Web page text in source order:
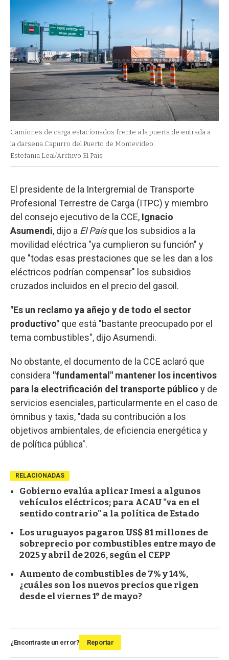
Camiones de carga estacionados frente a la puerta de entrada a
la darsena Capurro del Puerto de Montevideo.
Estefania Leal/Archivo El Pais
El presidente de la Intergremial de Transporte
Profesional Terrestre de Carga (ITPC) y miembro
del consejo ejecutivo de la CCE, Ignacio
Asumendi, dijo a El Paísque los subsidios a la
movilidad eléctrica "ya cumplieron su función" y
que "todas esas prestaciones que se les dan a los
eléctricos podrían compensar" los subsidios
cruzados incluidos en el precio del gasoil.
"Es un reclamo ya añejo y de todo el sector
productivo" que está "bastante preocupado por el
tema combustibles", dijo Asumendi.
No obstante, el documento de la CCE aclaró que
considera "fundamental" mantener los incentivos
para la electrificación del transporte público y de
servicios esenciales, particularmente en el caso de
ómnibus y taxis, "dada su contribución a los
objetivos ambientales, de eficiencia energética y
de política pública".
RELACIONADAS
Gobierno evalúa aplicar Imesi a algunos
vehículos eléctricos; para ACAU "va en el
sentido contrario" a la política de Estado
Los uruguayos pagaron US$ 81 millones de
sobreprecio por combustibles entre mayo de
2025 y abril de 2026, según el CEPP
Aumento de combustibles de 7% y 14%,
¿cuáles son los nuevos precios que rigen
desde el viernes 1° de mayo?
¿Encontraste un error? Reportar